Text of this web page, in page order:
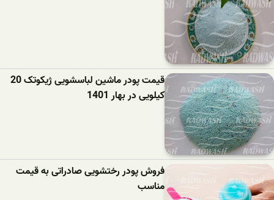
قیمت پودر ماشین لباسشویی ژیکوتک 20
کیلویی در بهار 1401
فروش پودر رختشویی صادراتی به قیمت
مناسب